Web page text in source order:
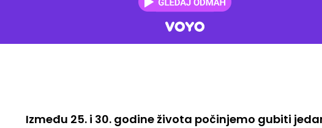
Između 25. i 30. godine života počinjemo gubiti